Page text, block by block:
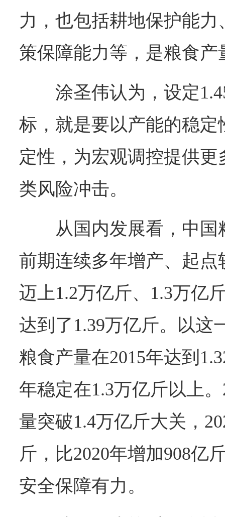
力，也包括耕地保护能
策保障能力等，是粮食产
涂圣伟认为，设定
标，就是要以产能的稳
定性，为宏观调控提供
类风险冲击。
从国内发展看，中
前期连续多年增产、起
迈上1.2万亿斤、1.3万亿
达到了1.39万亿斤。以这
粮食产量在2015年达到
年稳定在1.3万亿斤以上
量突破1.4万亿斤大关，
斤，比2020年增加908亿
安全保障有力。